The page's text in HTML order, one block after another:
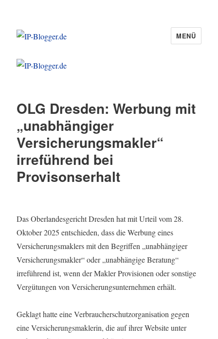
IP-Blogger.de
MENÜ
OLG Dresden: Werbung mit
„unabhängiger
Versicherungsmakler“
irreführend bei
Provisonserhalt
Das Oberlandesgericht Dresden hat mit Urteil vom 28.
Oktober 2025 entschieden, dass die Werbung eines
Versicherungsmaklers mit den Begriffen „unabhängiger
Versicherungsmakler“ oder „unabhängige Beratung“
irreführend ist, wenn der Makler Provisionen oder sonstige
Vergütungen von Versicherungsunternehmen erhält.
Geklagt hatte eine Verbraucherschutzorganisation gegen
eine Versicherungsmaklerin, die auf ihrer Website unter